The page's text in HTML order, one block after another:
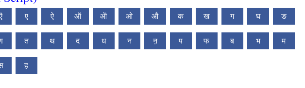
ए ऐ ऑ ऒ ओ औ क ख ग घ ङ
त थ द ध न ऩ प फ ब भ म
ह